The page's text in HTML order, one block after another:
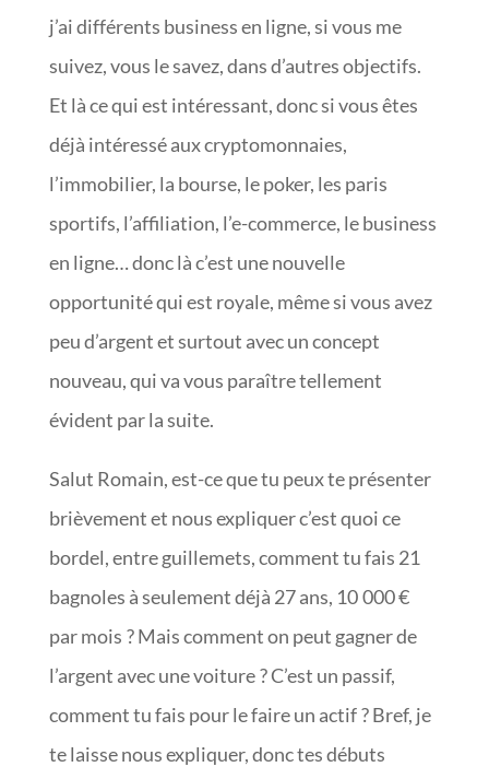
j’ai différents business en ligne, si vous me
suivez, vous le savez, dans d’autres objectifs.
Et là ce qui est intéressant, donc si vous êtes
déjà intéressé aux cryptomonnaies,
l’immobilier, la bourse, le poker, les paris
sportifs, l’affiliation, l’e-commerce, le business
en ligne… donc là c’est une nouvelle
opportunité qui est royale, même si vous avez
peu d’argent et surtout avec un concept
nouveau, qui va vous paraître tellement
évident par la suite.
Salut Romain, est-ce que tu peux te présenter
brièvement et nous expliquer c’est quoi ce
bordel, entre guillemets, comment tu fais 21
bagnoles à seulement déjà 27 ans, 10 000 €
par mois ? Mais comment on peut gagner de
l’argent avec une voiture ? C’est un passif,
comment tu fais pour le faire un actif ? Bref, je
te laisse nous expliquer, donc tes débuts